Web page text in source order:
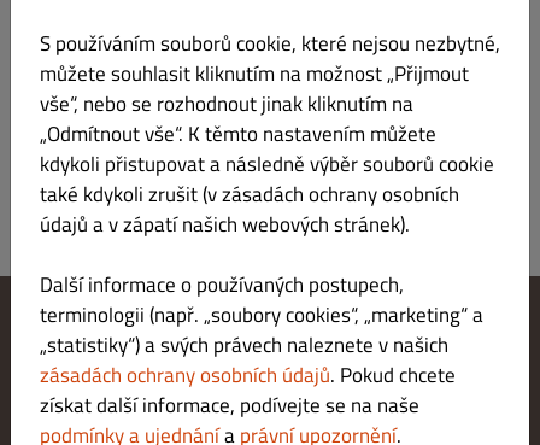
Kukuřičné chipsy, mexická rajčatová salsa
Změnit nastavení souborů cookie
Kontaktuj nás
Zásady ochrany osobních údajů
Podmínky a ujednání
S používáním souborů cookie, které nejsou nezbytné,
můžete souhlasit kliknutím na možnost „Přijmout
vše“, nebo se rozhodnout jinak kliknutím na
„Odmítnout vše“. K těmto nastavením můžete
kdykoli přistupovat a následně výběr souborů cookie
také kdykoli zrušit (v zásadách ochrany osobních
údajů a v zápatí našich webových stránek).
Další informace o používaných postupech,
terminologii (např. „soubory cookies“, „marketing“ a
„statistiky“) a svých právech naleznete v našich
zásadách ochrany osobních údajů. Pokud chcete
získat další informace, podívejte se na naše
podmínky a ujednáníaprávní upozornění.